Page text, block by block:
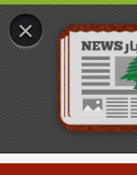
×